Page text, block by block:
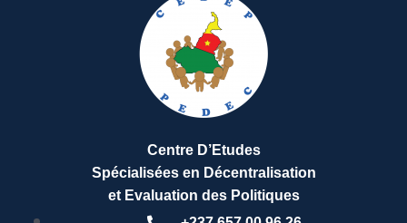
Centre D’Etudes
Spécialisées en Décentralisation
et Evaluation des Politiques